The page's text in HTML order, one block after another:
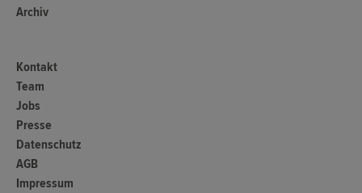
Archiv
Kontakt
Team
Jobs
Presse
Datenschutz
AGB
Impressum